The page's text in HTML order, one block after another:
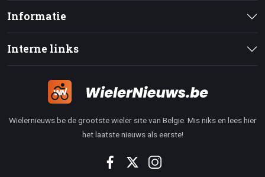
Informatie
Interne links
Wielernieuws.be de grootste wieler site van Belgie. Mis niks en lees hier
het laatste nieuws als eerste!